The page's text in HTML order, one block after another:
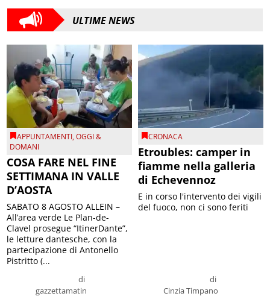
ULTIME NEWS
APPUNTAMENTI,OGGI &
DOMANI
COSA FARE NEL FINE
SETTIMANA IN VALLE
D’AOSTA
di
gazzettamatin
SABATO 8 AGOSTO ALLEIN –
All’area verde Le Plan-de-
Clavel prosegue “ItinerDante”,
le letture dantesche, con la
partecipazione di Antonello
Pistritto (...
CRONACA
Etroubles: camper in
fiamme nella galleria
di Echevennoz
di
Cinzia Timpano
E in corso l'intervento dei vigili
del fuoco, non ci sono feriti